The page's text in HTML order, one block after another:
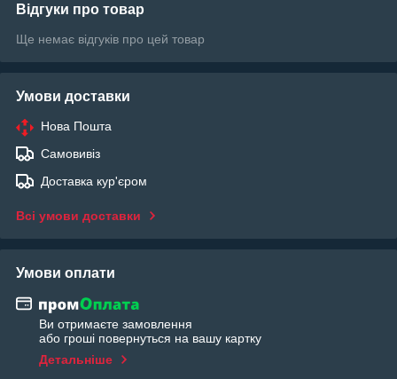
Відгуки про товар
Ще немає відгуків про цей товар
Умови доставки
Нова Пошта
Самовивіз
Доставка кур'єром
Всі умови доставки
Умови оплати
Ви отримаєте замовлення
або гроші повернуться на вашу картку
Детальніше